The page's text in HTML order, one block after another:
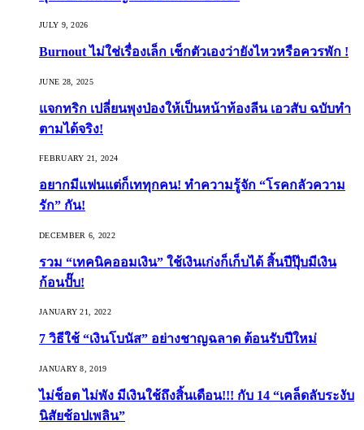
JULY 9, 2026
Burnout ไม่ใช่เรื่องเล็ก เช็กตัวเองว่ายังไหวหรือควรพัก !
JUNE 28, 2025
แจกทริก เปลี่ยนพุงป่องให้เป็นหน้าท้องลีน เอวสับ ฉบับทำ
ตามได้จริง!
FEBRUARY 21, 2024
อยากมีแฟนแต่ก็เททุกคน! ทำความรู้จัก “โรคกลัวความ
รัก” กัน!
DECEMBER 6, 2022
รวม “เทคนิคออมเงิน” ใช้เงินเก่งก็เก็บได้ สิ้นปีปุ๊บมีเงิน
ก้อนปั๊บ!
JANUARY 21, 2022
7 วิธีใช้ “เงินโบนัส” อย่างชาญฉลาด ต้อนรับปีใหม่
JANUARY 8, 2019
ไม่ช็อต ไม่พัง มีเงินใช้ถึงสิ้นเดือน!!! กับ 14 “เคล็ดลับระงับ
นิสัยช้อปเพลิน”